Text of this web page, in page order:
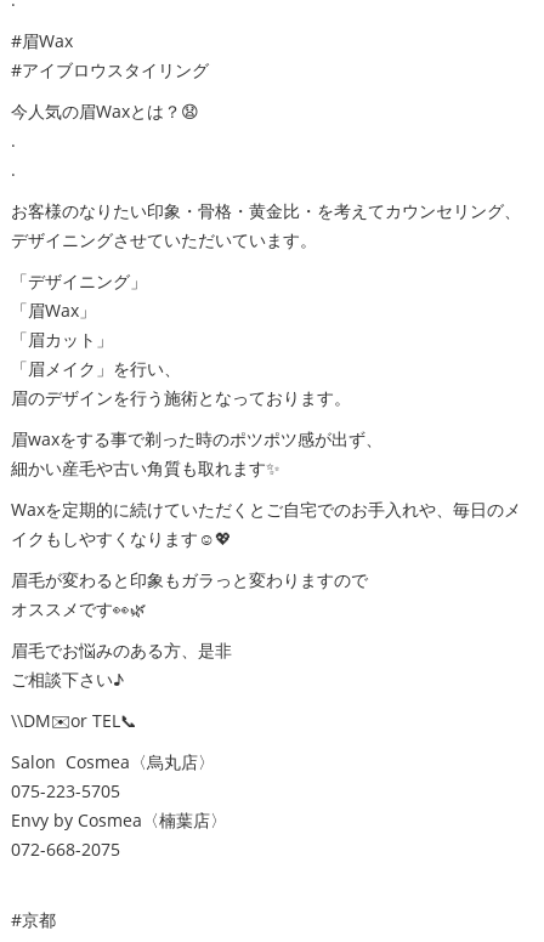
#眉Wax
#アイブロウスタイリング
今人気の眉Waxとは？😧
.
.
お客様のなりたい印象・骨格・黄金比・を考えてカウンセリング、
デザイニングさせていただいています。
「デザイニング」
「眉Wax」
「眉カット」
「眉メイク」を行い、
眉のデザインを行う施術となっております。
眉waxをする事で剃った時のポツポツ感が出ず、
細かい産毛や古い角質も取れます✨
Waxを定期的に続けていただくとご自宅でのお手入れや、毎日のメ
イクもしやすくなります☺️💖
眉毛が変わると印象もガラっと変わりますので
オススメです👀🌿
眉毛でお悩みのある方、是非
ご相談下さい♪
\\DM✉️or TEL📞
Salon Cosmea〈烏丸店〉
075-223-5705
Envy by Cosmea〈楠葉店〉
072-668-2075
#京都